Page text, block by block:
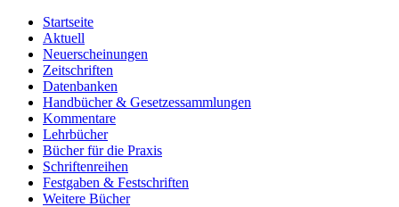
Startseite
Aktuell
Neuerscheinungen
Zeitschriften
Datenbanken
Handbücher & Gesetzessammlungen
Kommentare
Lehrbücher
Bücher für die Praxis
Schriftenreihen
Festgaben & Festschriften
Weitere Bücher